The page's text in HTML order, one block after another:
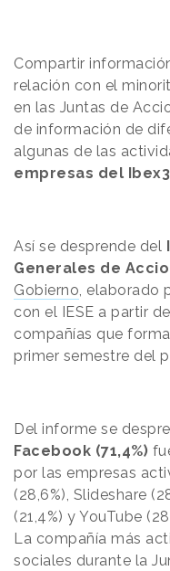
Compartir
relación con el
en las Juntas de
de información de
algunas de las
empresas del
Así se desprende del
Generales de
Gobierno ,
con el IESE a partir
compañías que
primer semestre del
Del informe se
Facebook (71,4%)
por las empresas
(28,6%), Slideshare
(21,4%) y YouTube
La compañía más
sociales durante la